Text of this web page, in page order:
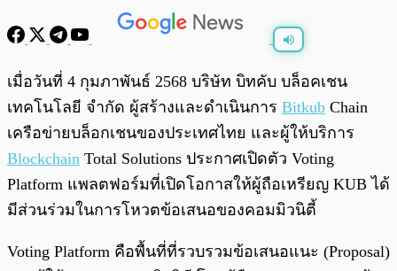
พร้อมเล่น
เมื่อวันที่ 4 กุมภาพันธ์ 2568 บริษัท บิทคับ บล็อคเชน
เทคโนโลยี จำกัด ผู้สร้างและดำเนินการ Bitkub Chain
เครือข่ายบล็อกเชนของประเทศไทย และผู้ให้บริการ
Blockchain Total Solutions ประกาศเปิดตัว Voting
Platform แพลตฟอร์มที่เปิดโอกาสให้ผู้ถือเหรียญ KUB ได้
มีส่วนร่วมในการโหวตข้อเสนอของคอมมิวนิตี้
Voting Platform คือพื้นที่ที่รวบรวมข้อเสนอแนะ (Proposal)